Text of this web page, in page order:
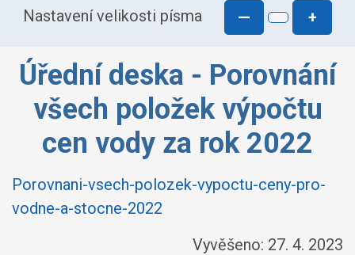
Nastavení velikosti písma — +
Úřední deska - Porovnání
všech položek výpočtu
cen vody za rok 2022
Porovnani-vsech-polozek-vypoctu-ceny-pro-
vodne-a-stocne-2022
Vyvěšeno: 27. 4. 2023